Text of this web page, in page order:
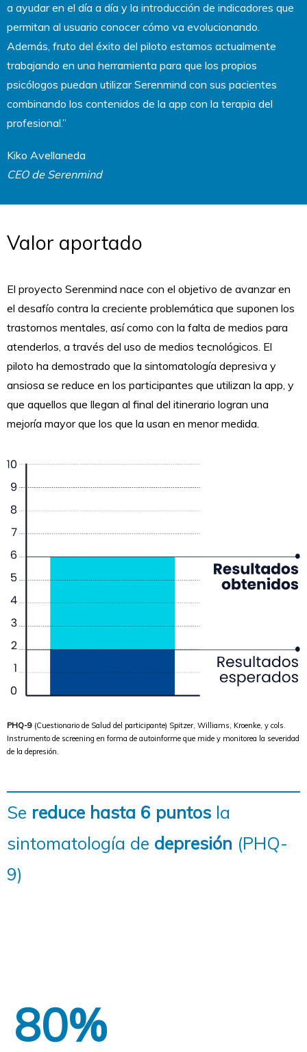
a ayudar en el día a día y la introducción de indicadores que
permitan al usuario conocer cómo va evolucionando.
Además, fruto del éxito del piloto estamos actualmente
trabajando en una herramienta para que los propios
psicólogos puedan utilizar Serenmind con sus pacientes
combinando los contenidos de la app con la terapia del
profesional.”
Kiko Avellaneda
CEO de Serenmind
Valor aportado
El proyecto Serenmind nace con el objetivo de avanzar en
el desafío contra la creciente problemática que suponen los
trastornos mentales, así como con la falta de medios para
atenderlos, a través del uso de medios tecnológicos. El
piloto ha demostrado que la sintomatología depresiva y
ansiosa se reduce en los participantes que utilizan la app, y
que aquellos que llegan al final del itinerario logran una
mejoría mayor que los que la usan en menor medida.
PHQ-9 (Cuestionario de Salud del participante) Spitzer, Williams, Kroenke, y cols.
Instrumento de screening en forma de autoinforme que mide y monitorea la severidad
de la depresión.
Se reduce hasta 6 puntos la
sintomatología de depresión (PHQ-
9)
80%